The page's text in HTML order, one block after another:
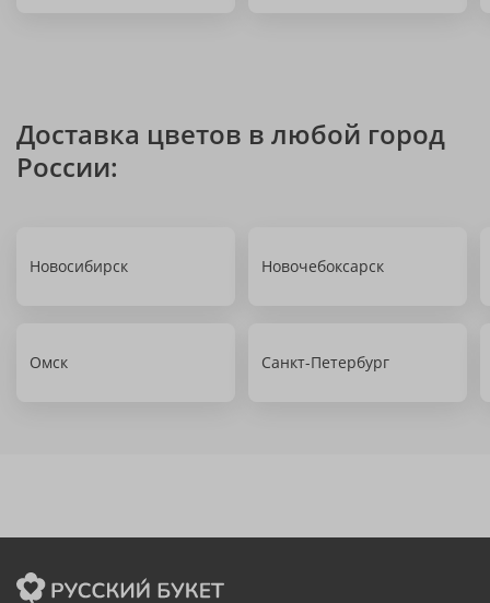
Доставка цветов в любой город
России:
Новосибирск Новочебоксарск
Омск Санкт-Петербург